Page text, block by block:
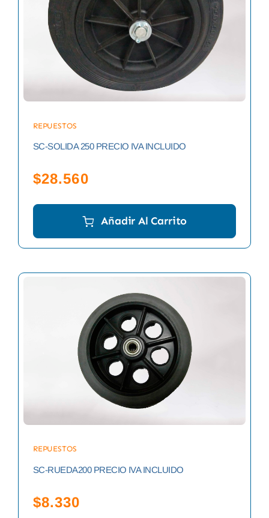
REPUESTOS
SC-SOLIDA 250 PRECIO IVA INCLUIDO
$28.560
Añadir Al Carrito
REPUESTOS
SC-RUEDA200 PRECIO IVA INCLUIDO
$8.330